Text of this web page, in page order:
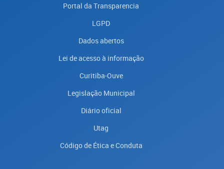
Portal da Transparencia
LGPD
Dados abertos
Lei de acesso à informação
Curitiba-Ouve
Legislação Municipal
Diário oficial
Utag
Código de Ética e Conduta